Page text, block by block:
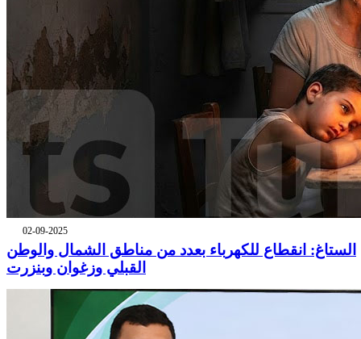
02-09-2025
الستاغ: انقطاع للكهرباء بعدد من مناطق الشمال والوطن
القبلي وزغوان وبنزرت